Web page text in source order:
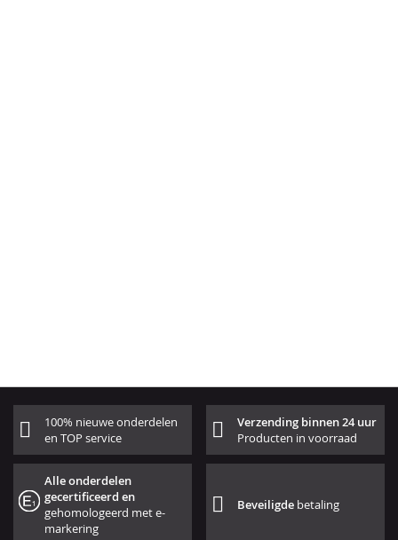
100% nieuwe onderdelen
en TOP service
Verzending binnen 24 uur
Producten in voorraad
Alle onderdelen
gecertificeerd en
gehomologeerd met e-
markering
Beveiligde betaling